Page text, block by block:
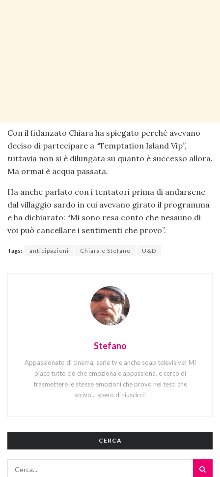
Con il fidanzato Chiara ha spiegato perché avevano
deciso di partecipare a “Temptation Island Vip”,
tuttavia non si è dilungata su quanto è successo allora.
Ma ormai è acqua passata.
Ha anche parlato con i tentatori prima di andarsene
dal villaggio sardo in cui avevano girato il programma
e ha dichiarato: “Mi sono resa conto che nessuno di
voi può cancellare i sentimenti che provo”.
Tags: anticipazioni Chiara e Stefano U&D
Stefano
Appassionato di cinema, serie tv e anche soap televisive! Mi
piace tutto ciò che emoziona e appassiona, e cerco di
trasmettere le stesse emozioni che provo nei testi che
scrivo... spero di riuscirci!
CERCA